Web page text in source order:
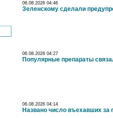
06.08.2026 04:46
Зеленскому сделали
06.08.2026 04:27
Популярные препараты
06.08.2026 04:14
Названо число въехавших за